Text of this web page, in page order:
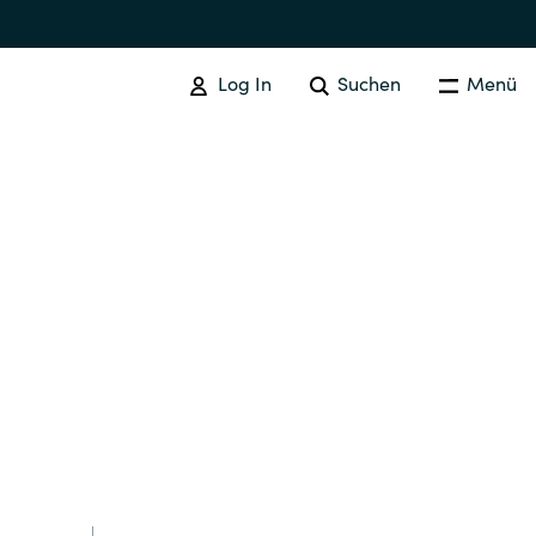
Log In Suchen Menü